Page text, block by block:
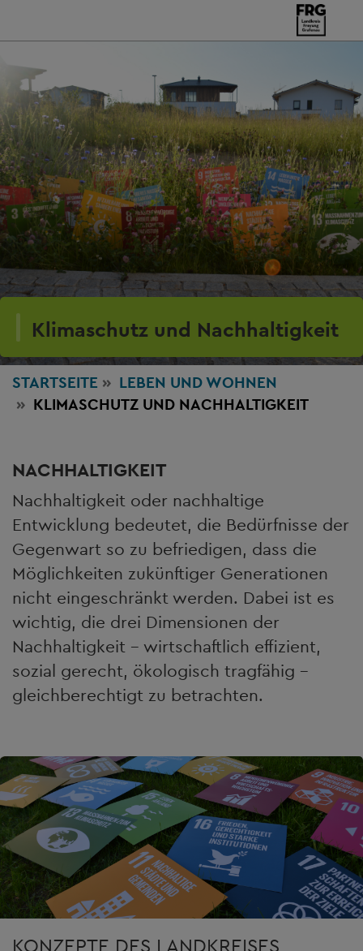
Klimaschutz und Nachhaltigkeit
STARTSEITE LEBEN UND WOHNEN
KLIMASCHUTZ UND NACHHALTIGKEIT
NACHHALTIGKEIT
Nachhaltigkeit oder nachhaltige
Entwicklung bedeutet, die Bedürfnisse der
Gegenwart so zu befriedigen, dass die
Möglichkeiten zukünftiger Generationen
nicht eingeschränkt werden. Dabei ist es
wichtig, die drei Dimensionen der
Nachhaltigkeit – wirtschaftlich effizient,
sozial gerecht, ökologisch tragfähig –
gleichberechtigt zu betrachten.
KONZEPTE DES LANDKREISES